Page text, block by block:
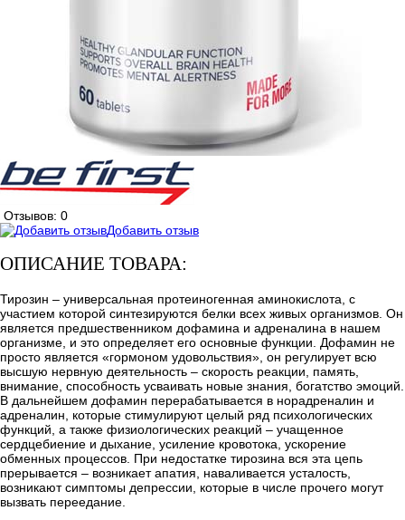
Отзывов: 0
Добавить отзыв
ОПИСАНИЕ ТОВАРА:
Тирозин – универсальная протеиногенная аминокислота, с
участием которой синтезируются белки всех живых организмов. Он
является предшественником дофамина и адреналина в нашем
организме, и это определяет его основные функции. Дофамин не
просто является «гормоном удовольствия», он регулирует всю
высшую нервную деятельность – скорость реакции, память,
внимание, способность усваивать новые знания, богатство эмоций.
В дальнейшем дофамин перерабатывается в норадреналин и
адреналин, которые стимулируют целый ряд психологических
функций, а также физиологических реакций – учащенное
сердцебиение и дыхание, усиление кровотока, ускорение
обменных процессов. При недостатке тирозина вся эта цепь
прерывается – возникает апатия, наваливается усталость,
возникают симптомы депрессии, которые в числе прочего могут
вызвать переедание.